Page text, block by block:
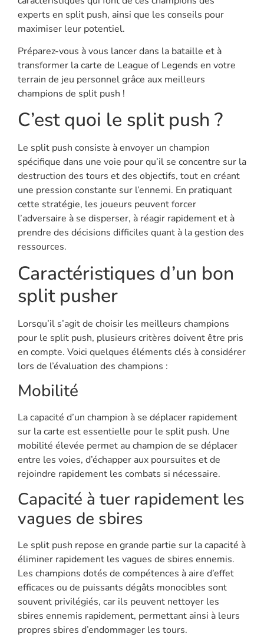
experts en split push, ainsi que les conseils pour
maximiser leur potentiel.
Préparez-vous à vous lancer dans la bataille et à
transformer la carte de League of Legends en votre
terrain de jeu personnel grâce aux meilleurs
champions de split push !
C’est quoi le split push ?
Le split push consiste à envoyer un champion
spécifique dans une voie pour qu’il se concentre sur la
destruction des tours et des objectifs, tout en créant
une pression constante sur l’ennemi. En pratiquant
cette stratégie, les joueurs peuvent forcer
l’adversaire à se disperser, à réagir rapidement et à
prendre des décisions difficiles quant à la gestion des
ressources.
Caractéristiques d’un bon
split pusher
Lorsqu’il s’agit de choisir les meilleurs champions
pour le split push, plusieurs critères doivent être pris
en compte. Voici quelques éléments clés à considérer
lors de l’évaluation des champions :
Mobilité
La capacité d’un champion à se déplacer rapidement
sur la carte est essentielle pour le split push. Une
mobilité élevée permet au champion de se déplacer
entre les voies, d’échapper aux poursuites et de
rejoindre rapidement les combats si nécessaire.
Capacité à tuer rapidement les
vagues de sbires
Le split push repose en grande partie sur la capacité à
éliminer rapidement les vagues de sbires ennemis.
Les champions dotés de compétences à aire d’effet
efficaces ou de puissants dégâts monocibles sont
souvent privilégiés, car ils peuvent nettoyer les
sbires ennemis rapidement, permettant ainsi à leurs
propres sbires d’endommager les tours.